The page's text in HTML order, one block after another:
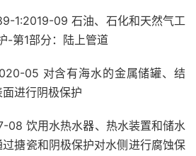
1:2019-09 石油、石化和天然气工
-第1部分：陆上管道
05 对含有海水的金属储罐、结
进行阴极保护
08 饮用水热水器、热水装置和储水
搪瓷和阴极保护对水侧进行腐蚀保